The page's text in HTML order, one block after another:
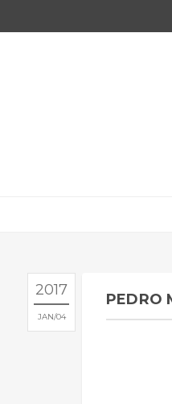
2017
JAN 04
PEDRO